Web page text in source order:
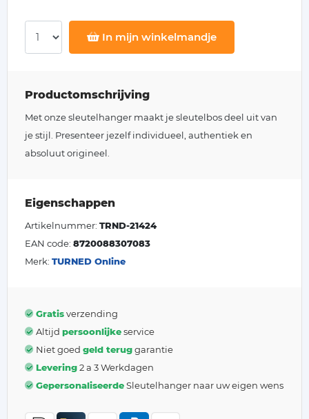
In mijn winkelmandje
Productomschrijving
Met onze sleutelhanger maakt je sleutelbos deel uit van
je stijl. Presenteer jezelf individueel, authentiek en
absoluut origineel.
Eigenschappen
Artikelnummer: TRND-21424
EAN code: 8720088307083
Merk: TURNED Online
Gratisverzending
Altijd persoonlijkeservice
Niet goed geld teruggarantie
Levering2 a 3 Werkdagen
GepersonaliseerdeSleutelhanger naar uw eigen wens